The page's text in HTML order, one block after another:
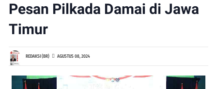
Pesan Pilkada Damai di Jawa
Timur
REDAKSI (BR) AGUSTUS 08, 2024